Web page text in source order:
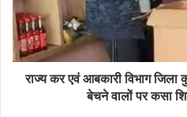
राज्य कर एवं आबकारी विभाग
बेचने वालों पर कसा